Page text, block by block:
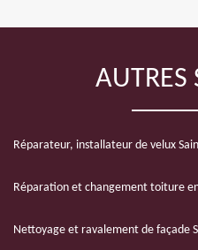
AUTRES
Réparateur, installateur de velux
Réparation et changement toiture
Nettoyage et ravalement de façade